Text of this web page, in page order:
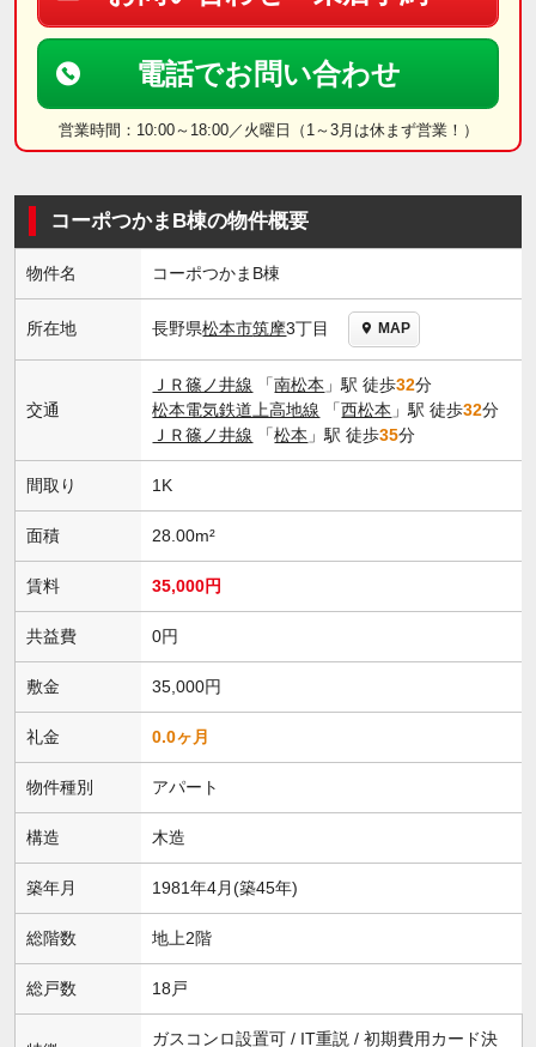
電話でお問い合わせ
営業時間：10:00～18:00／火曜日（1～3月は休まず営業！）
コーポつかまB棟の物件概要
物件名 コーポつかまB棟
所在地 長野県松本市筑摩3丁目 MAP
交通
ＪＲ篠ノ井線 「南松本 」駅 徒歩32分
松本電気鉄道上高地線 「西松本 」駅 徒歩32分
ＪＲ篠ノ井線 「松本 」駅 徒歩35分
間取り 1K
面積 28.00m²
賃料 35,000円
共益費 0円
敷金 35,000円
礼金 0.0ヶ月
物件種別 アパート
構造 木造
築年月 1981年4月(築45年)
総階数 地上2階
総戸数 18戸
ガスコンロ設置可 / IT重説 / 初期費用カード決